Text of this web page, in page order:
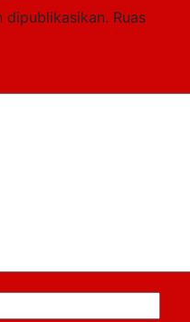
dipublikasikan. Ruas